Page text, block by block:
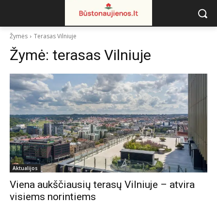
Žymės Terasas Vilniuje
Žymė: terasas Vilniuje
Aktualijos
Viena aukščiausių terasų Vilniuje – atvira
visiems norintiems